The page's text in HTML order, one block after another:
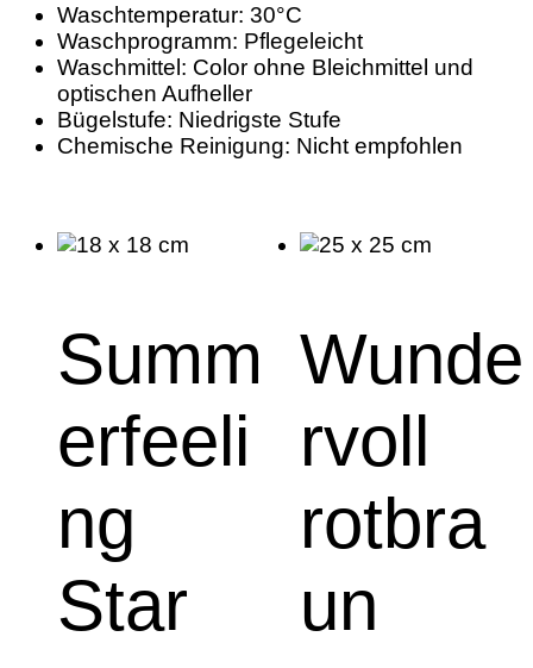
Waschtemperatur: 30°C
Waschprogramm: Pflegeleicht
Waschmittel: Color ohne Bleichmittel und
optischen Aufheller
Bügelstufe: Niedrigste Stufe
Chemische Reinigung: Nicht empfohlen
Summ
erfeeli
ng
Star
Wunde
rvoll
rotbra
un